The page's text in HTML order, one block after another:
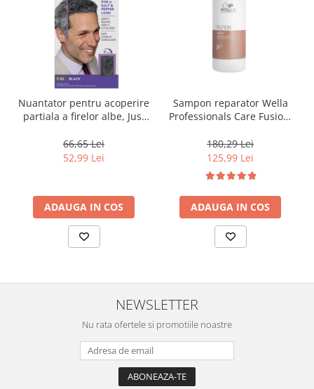
Nuantator pentru acoperire
partiala a firelor albe, Just
Touch of Grey, 40 g
66,65 Lei
52,99 Lei
ADAUGA IN COS
Sampon reparator Wella
Professionals Care Fusion,
180,29 Lei
125,99 Lei
ADAUGA IN COS
NEWSLETTER
Nu rata ofertele si promotiile noastre